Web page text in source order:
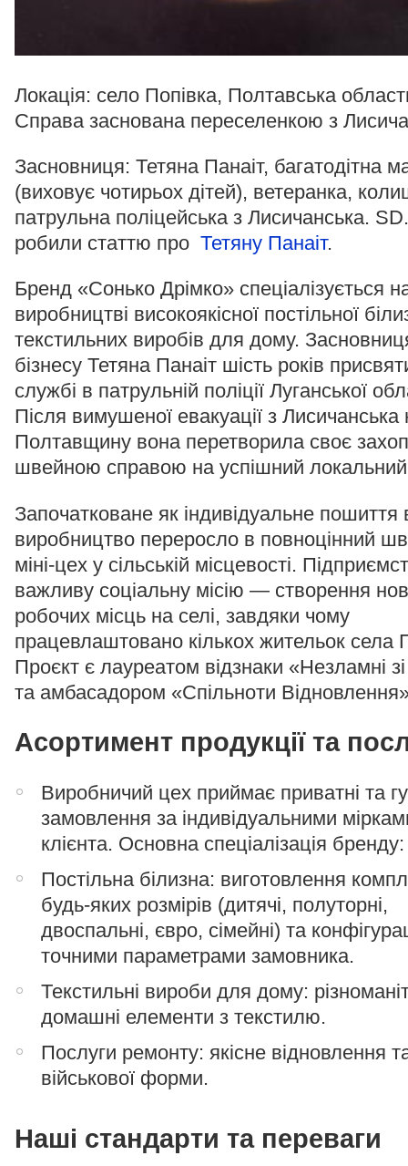
Локація: село Попівка, Полтавська
Справа заснована переселенкою з
Засновниця: Тетяна Панаіт, багатодітна
(виховує чотирьох дітей), ветеранка,
патрульна поліцейська з Лисичанська.
робили статтю про Тетяну Панаіт.
Бренд «Сонько Дрімко» спеціалізується
виробництві високоякісної постільної
текстильних виробів для дому.
бізнесу Тетяна Панаіт шість років
службі в патрульній поліції Луганської
Після вимушеної евакуації з Лисичанська
Полтавщину вона перетворила своє
швейною справою на успішний локальний
Започатковане як індивідуальне
виробництво переросло в повноцінний
міні-цех у сільській місцевості.
важливу соціальну місію — створення
робочих місць на селі, завдяки чому
працевлаштовано кількох жительок села
Проєкт є лауреатом відзнаки «Незламні
та амбасадором «Спільноти
Асортимент продукції та
Виробничий цех приймає приватні та
замовлення за індивідуальними
клієнта. Основна спеціалізація бренду:
Постільна білизна: виготовлення
будь-яких розмірів (дитячі, полуторні,
двоспальні, євро, сімейні) та
точними параметрами замовника.
Текстильні вироби для дому:
домашні елементи з текстилю.
Послуги ремонту: якісне відновлення
військової форми.
Наші стандарти та переваги